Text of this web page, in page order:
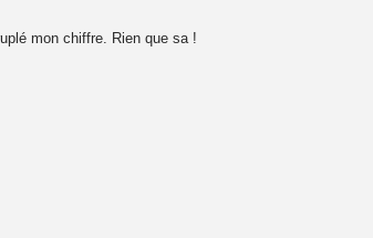
mon chiffre. Rien que sa !